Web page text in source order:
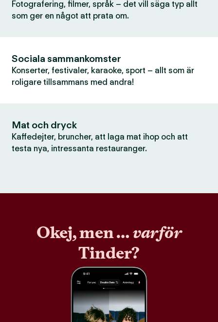
Fotografering, filmer, språk – det vill säga typ allt
som ger en något att prata om.
Sociala sammankomster
Konserter, festivaler, karaoke, sport – allt som är
roligare tillsammans med andra!
Mat och dryck
Kaffedejter, bruncher, att laga mat ihop och att
testa nya, intressanta restauranger.
Okej, men …varför
Tinder?